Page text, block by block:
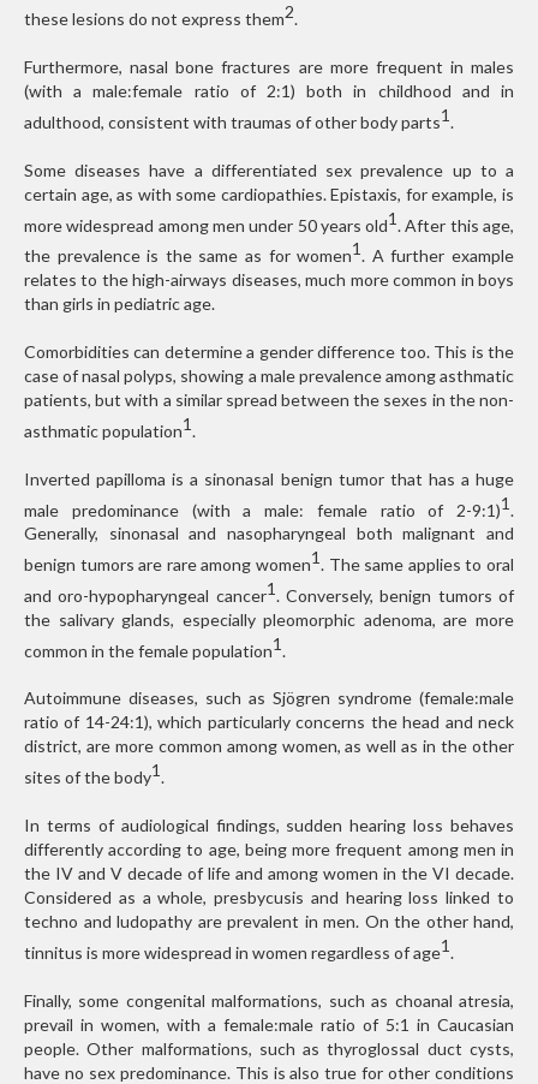
these lesions do not express them2.
Furthermore, nasal bone fractures are more frequent in males
(with a male:female ratio of 2:1) both in childhood and in
adulthood, consistent with traumas of other body parts1.
Some diseases have a differentiated sex prevalence up to a
certain age, as with some cardiopathies. Epistaxis, for example, is
more widespread among men under 50 years old1 . After this age,
the prevalence is the same as for women1. A further example
relates to the high-airways diseases, much more common in boys
than girls in pediatric age.
Comorbidities can determine a gender difference too. This is the
case of nasal polyps, showing a male prevalence among asthmatic
patients, but with a similar spread between the sexes in the non-
asthmatic population1.
Inverted papilloma is a sinonasal benign tumor that has a huge
male predominance (with a male: female ratio of 2-9:1)1
Generally, sinonasal and nasopharyngeal both malignant and
benign tumors are rare among women1. The same applies to oral
and oro-hypopharyngeal cancer1. Conversely, benign tumors of
the salivary glands, especially pleomorphic adenoma, are more
common in the female population1
Autoimmune diseases, such as Sjögren syndrome (female:male
ratio of 14-24:1), which particularly concerns the head and neck
district, are more common among women, as well as in the other
sites of the body1.
In terms of audiological findings, sudden hearing loss behaves
differently according to age, being more frequent among men in
the IV and V decade of life and among women in the VI decade.
Considered as a whole, presbycusis and hearing loss linked to
techno and ludopathy are prevalent in men. On the other hand,
tinnitus is more widespread in women regardless of age1.
Finally, some congenital malformations, such as choanal atresia,
prevail in women, with a female:male ratio of 5:1 in Caucasian
people. Other malformations, such as thyroglossal duct cysts,
have no sex predominance. This is also true for other conditions